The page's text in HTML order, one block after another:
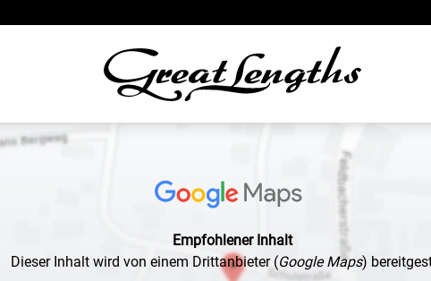
Empfohlener Inhalt
Dieser Inhalt wird von einem Drittanbieter (Google Maps)